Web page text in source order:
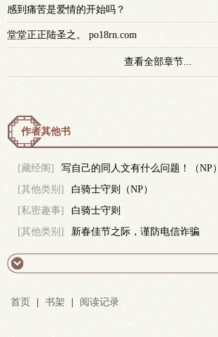
感到痛苦是爱情的开始吗？
堂堂正正陆圣之。 po18rn.com
查看全部章节...
作者其他书
[藏经阁]
写自己的同人文有什么问题！（NP）
[其他类别]
白骑士守则（NP）
[私密趣事]
白骑士守则
[其他类别]
新春佳节之际，谨防电信诈骗
首页 书架 阅读记录